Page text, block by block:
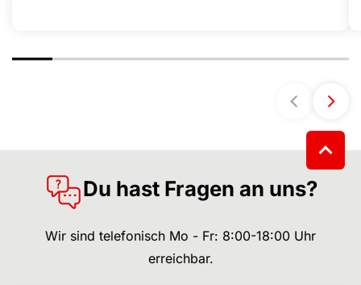
Du hast Fragen an uns?
Wir sind telefonisch Mo - Fr: 8:00-18:00 Uhr
erreichbar.